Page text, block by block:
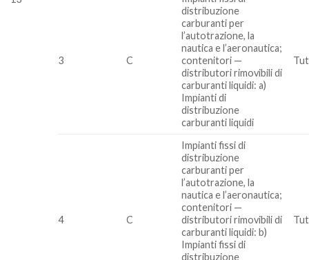
3 C
distribuzione
carburanti per
l’autotrazione, la
nautica e l’aeronautica;
contenitori —
distributori rimovibili di
carburanti liquidi: a)
Impianti di
distribuzione
carburanti liquidi
4 C
Impianti fissi di
distribuzione
carburanti per
l’autotrazione, la
nautica e l’aeronautica;
contenitori —
distributori rimovibili di
carburanti liquidi: b)
Impianti fissi di
distribuzione